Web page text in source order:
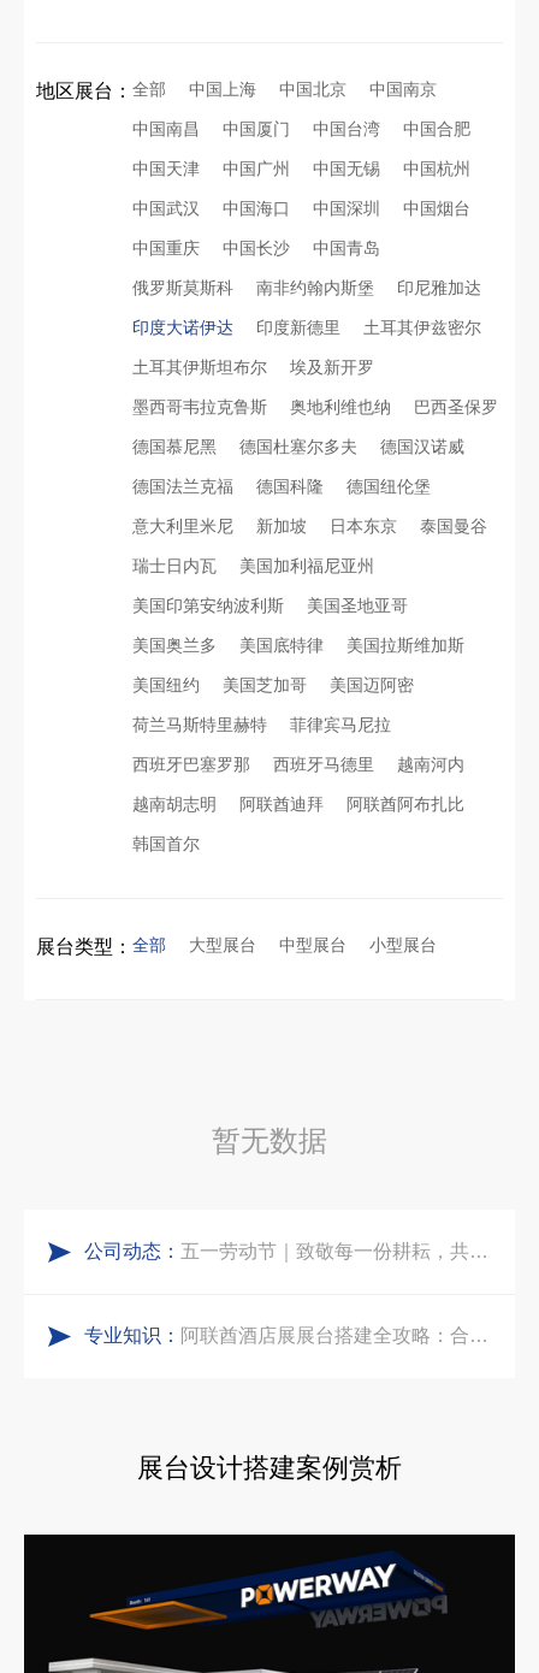
地区展台： 全部 中国上海 中国北京 中国南京
中国南昌 中国厦门 中国台湾 中国合肥
中国天津 中国广州 中国无锡 中国杭州
中国武汉 中国海口 中国深圳 中国烟台
中国重庆 中国长沙 中国青岛
俄罗斯莫斯科 南非约翰内斯堡 印尼雅加达
印度大诺伊达 印度新德里 土耳其伊兹密尔
土耳其伊斯坦布尔 埃及新开罗
墨西哥韦拉克鲁斯 奥地利维也纳 巴西圣保罗
德国慕尼黑 德国杜塞尔多夫 德国汉诺威
德国法兰克福 德国科隆 德国纽伦堡
意大利里米尼 新加坡 日本东京 泰国曼谷
瑞士日内瓦 美国加利福尼亚州
美国印第安纳波利斯 美国圣地亚哥
美国奥兰多 美国底特律 美国拉斯维加斯
美国纽约 美国芝加哥 美国迈阿密
荷兰马斯特里赫特 菲律宾马尼拉
西班牙巴塞罗那 西班牙马德里 越南河内
越南胡志明 阿联酋迪拜 阿联酋阿布扎比
韩国首尔
展台类型： 全部 大型展台 中型展台 小型展台
暂无数据
公司动态： 实力加冕｜中励展览入选第四届链博会推荐搭建施工服务商名录
再获殊荣！中励展览荣获世界制药原料中国展可持续金奖
专业知识：
阿联酋酒店展展台搭建全攻略：合规落地、吸客转化、避坑实操指南
沙特阿拉伯跨境氢能展全流程展台验收现场｜避坑验收指南
展台设计搭建案例赏析